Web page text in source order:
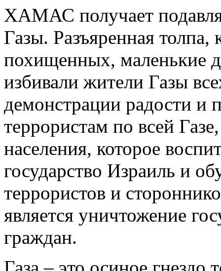
ХАМАС получает
Газы. Разъяренная толпа,
похищенных, маленькие
избивали жители Газы
демонстрации радости и
террористам по всей
населения, которое
государство Израиль и
террористов и
является уничтожение
граждан.